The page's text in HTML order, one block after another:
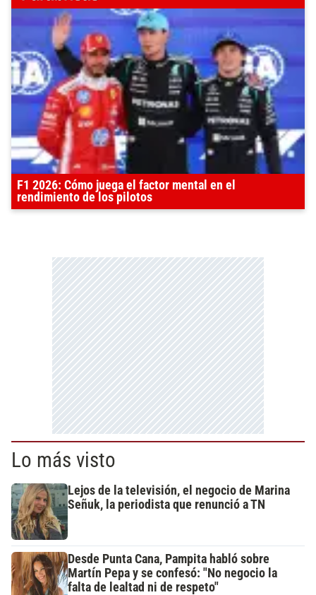
F1 2026: Cómo juega el factor mental en el
rendimiento de los pilotos
Lo más visto
Lejos de la televisión, el negocio de Marina
Señuk, la periodista que renunció a TN
Desde Punta Cana, Pampita habló sobre
Martín Pepa y se confesó: "No negocio la
falta de lealtad ni de respeto"